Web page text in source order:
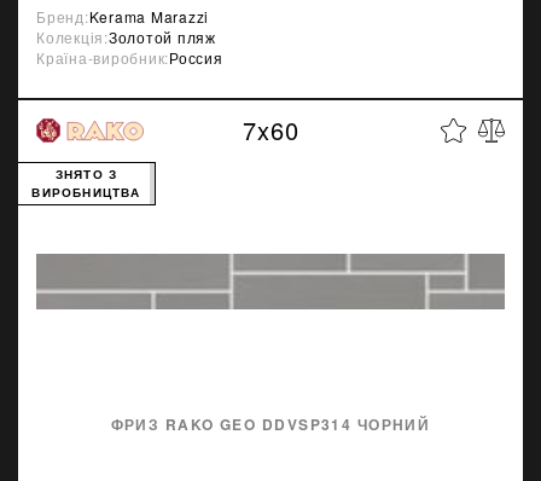
Бренд:Kerama Marazzi
Колекція:Золотой пляж
Країна-виробник:Россия
7x60
ФРИЗ RAKO GEO DDVSP314 ЧОРНИЙ
ЗНЯТО З
ВИРОБНИЦТВА